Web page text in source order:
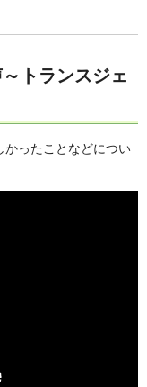
トランスジェ
かったことなどについ